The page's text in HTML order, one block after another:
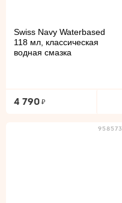
Swiss Navy Waterbased
118 мл, классическая
водная смазка
4 790
958573